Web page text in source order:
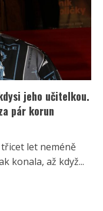
jeho učitelkou.
pár korun
let neméně
konala, až když...